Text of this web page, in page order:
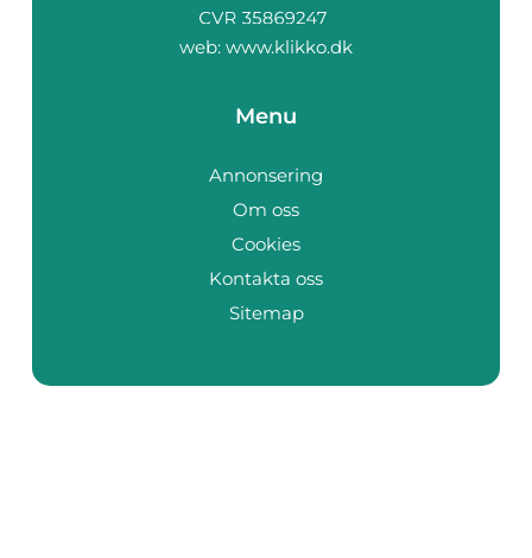
web: www.klikko.dk
Menu
Annonsering
Om oss
Cookies
Kontakta oss
Sitemap